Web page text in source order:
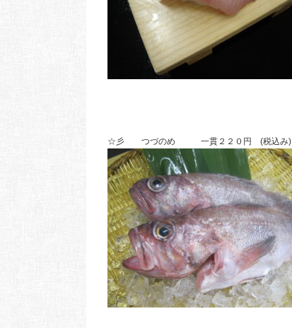
☆彡 つづのめ 一貫２２０円 (税込み)